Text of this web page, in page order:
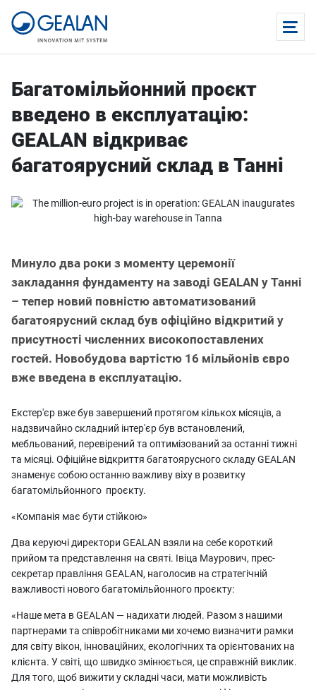
Багатомільйонний проєкт
введено в експлуатацію:
GEALAN відкриває
багатоярусний склад в Танні
Минуло два роки з моменту церемонії
закладання фундаменту на заводі GEALAN у Танні
– тепер новий повністю автоматизований
багатоярусний склад був офіційно відкритий у
присутності численних високопоставлених
гостей. Новобудова вартістю 16 мільйонів євро
вже введена в експлуатацію.
Екстер'єр вже був завершений протягом кількох місяців, а
надзвичайно складний інтер'єр був встановлений,
мебльований, перевірений та оптимізований за останні тижні
та місяці. Офіційне відкриття багатоярусного складу GEALAN
знаменує собою останню важливу віху в розвитку
багатомільйонного проєкту.
«Компанія має бути стійкою»
Два керуючі директори GEALAN взяли на себе короткий
прийом та представлення на святі. Івіца Маурович, прес-
секретар правління GEALAN, наголосив на стратегічній
важливості нового багатомільйонного проєкту:
«Наше мета в GEALAN — надихати людей. Разом з нашими
партнерами та співробітниками ми хочемо визначити рамки
для світу вікон, інноваційних, екологічних та орієнтованих на
клієнта. У світі, що швидко змінюється, це справжній виклик.
Для того, щоб вижити у складні часи, мати можливість